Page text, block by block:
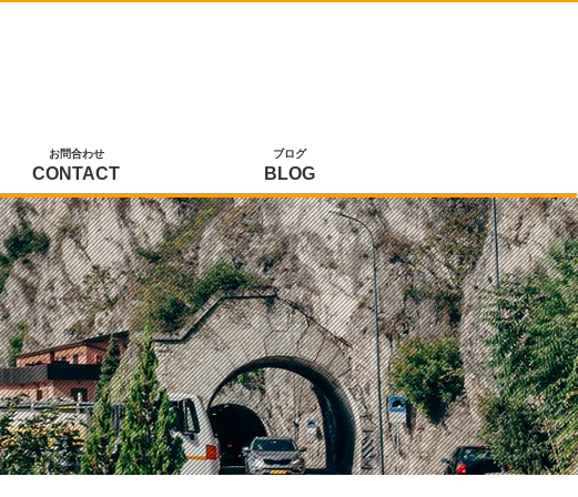
お問合わせ
CONTACT
ブログ
BLOG